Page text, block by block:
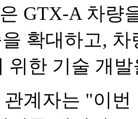
GTX-A 차량
확대하고,
위한 기술 개
관계자는 "이